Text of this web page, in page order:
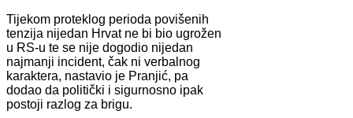
Tijekom proteklog perioda povišenih
tenzija nijedan Hrvat ne bi bio ugrožen
u RS-u te se nije dogodio nijedan
najmanji incident, čak ni verbalnog
karaktera, nastavio je Pranjić, pa
dodao da politički i sigurnosno ipak
postoji razlog za brigu.